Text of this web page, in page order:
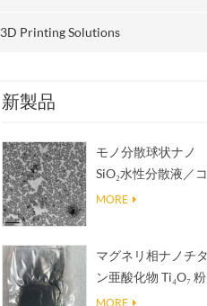
3D Printing Solutions
新製品
モノ分散球状ナノ
SiO₂水性分散液／コ
ロイド
MORE
マグネリ相ナノチタ
ン亜酸化物 Ti₄O₇ 粉
末
MORE